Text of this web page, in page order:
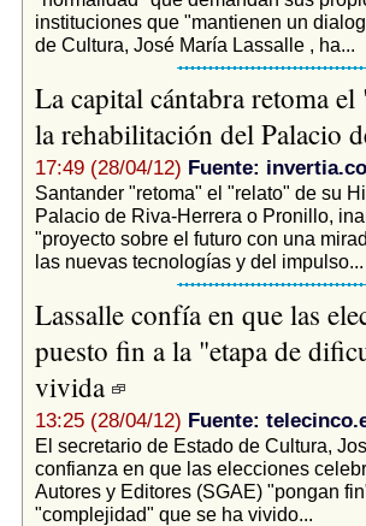
instituciones que "mantienen un
de Cultura, José María Lassalle , ha...
La capital cántabra retoma
la rehabilitación del Palacio
17:49 (28/04/12) Fuente:
Santander "retoma" el "relato" de su
Palacio de Riva-Herrera o Pronillo,
"proyecto sobre el futuro con una
las nuevas tecnologías y del impulso...
Lassalle confía en que las
puesto fin a la "etapa de
vivida
13:25 (28/04/12) Fuente:
El secretario de Estado de Cultura,
confianza en que las elecciones
Autores y Editores (SGAE) "pongan
"complejidad" que se ha vivido...